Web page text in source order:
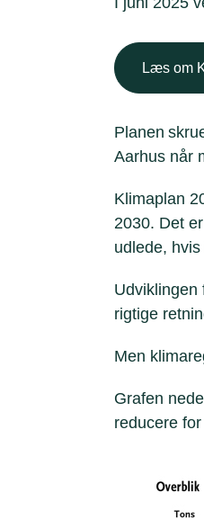
Læs om
Planen
Aarhus når
Klimaplan
2030. Det
udlede,
Udviklingen
rigtige
Men
Grafen
reducere